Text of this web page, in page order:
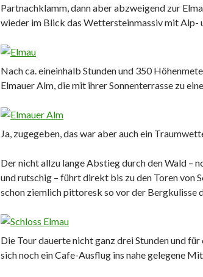
Partnachklamm, dann aber abzweigend zur
wieder im Blick das Wettersteinmassiv mit Alp-
Nach ca. eineinhalb Stunden und 350
Elmauer Alm, die mit ihrer Sonnenterrasse zu
Ja, zugegeben, das war aber auch ein
Der nicht allzu lange Abstieg durch den Wald –
und rutschig – führt direkt bis zu den Toren von
schon ziemlich pittoresk so vor der Bergkulisse
Die Tour dauerte nicht ganz drei Stunden und
sich noch ein Cafe-Ausflug ins nahe gelegene